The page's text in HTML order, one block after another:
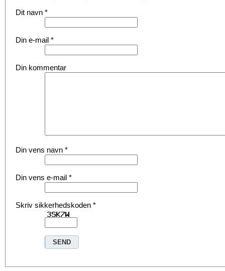
Dit navn *
Din e-mail *
Din kommentar
Din vens navn *
Din vens e-mail *
Skriv sikkerhedskoden *